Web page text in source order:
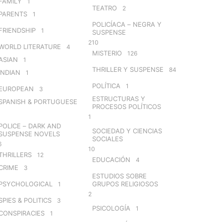
1
1
LITERATURE 4
1
1
3
& PORTUGUESE
– DARK AND
NOVELS
12
3
1
& POLITICS 3
1
TEATRO 2
POLICÍACA – NEGRA Y
SUSPENSE
210
MISTERIO 126
THRILLER Y SUSPENSE 84
POLÍTICA 1
ESTRUCTURAS Y
PROCESOS POLÍTICOS
1
SOCIEDAD Y CIENCIAS
SOCIALES
10
EDUCACIÓN 4
ESTUDIOS SOBRE
GRUPOS RELIGIOSOS
2
PSICOLOGÍA 1